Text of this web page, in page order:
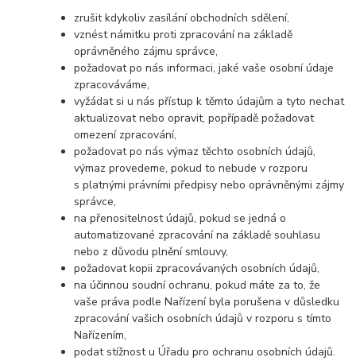
zrušit kdykoliv zasílání obchodních sdělení,
vznést námitku proti zpracování na základě
oprávněného zájmu správce,
požadovat po nás informaci, jaké vaše osobní údaje
zpracováváme,
vyžádat si u nás přístup k těmto údajům a tyto nechat
aktualizovat nebo opravit, popřípadě požadovat
omezení zpracování,
požadovat po nás výmaz těchto osobních údajů,
výmaz provedeme, pokud to nebude v rozporu
s platnými právními předpisy nebo oprávněnými zájmy
správce,
na přenositelnost údajů, pokud se jedná o
automatizované zpracování na základě souhlasu
nebo z důvodu plnění smlouvy,
požadovat kopii zpracovávaných osobních údajů,
na účinnou soudní ochranu, pokud máte za to, že
vaše práva podle Nařízení byla porušena v důsledku
zpracování vašich osobních údajů v rozporu s tímto
Nařízením,
podat stížnost u Úřadu pro ochranu osobních údajů.